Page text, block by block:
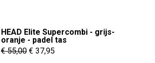
HEAD Elite Supercombi - grijs-
oranje - padel tas
€55,00 Oorspronkelijke
€ 37,95Huidige